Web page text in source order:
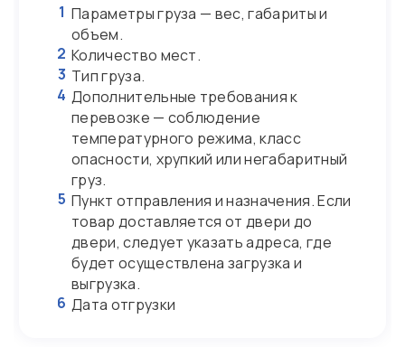
1 Параметры груза — вес, габариты и
объем.
2 Количество мест.
3 Тип груза.
4 Дополнительные требования к
перевозке — соблюдение
температурного режима, класс
опасности, хрупкий или негабаритный
груз.
5 Пункт отправления и назначения. Если
товар доставляется от двери до
двери, следует указать адреса, где
будет осуществлена загрузка и
выгрузка.
6 Дата отгрузки